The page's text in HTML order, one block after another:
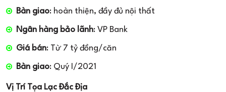
Bàn giao: hoàn thiện, đầy đủ nội thất
Ngân hàng bảo lãnh: VP Bank
Giá bán: Từ 7 tỷ đồng/căn
Bàn giao: Quý I/2021
Vị Trí Tọa Lạc Đắc Địa